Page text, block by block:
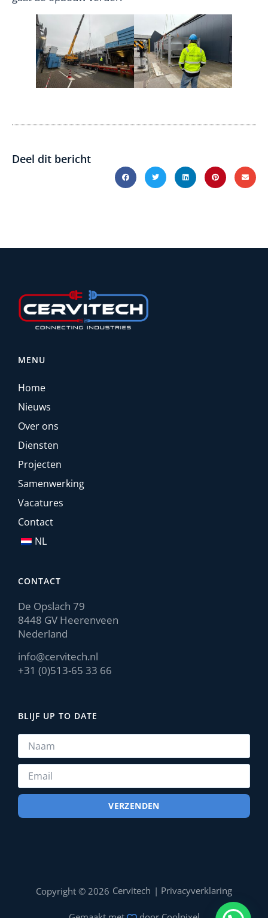
Deel dit bericht
MENU
Home
Nieuws
Over ons
Diensten
Projecten
Samenwerking
Vacatures
Contact
NL
CONTACT
De Opslach 79
8448 GV Heerenveen
Nederland
info@cervitech.nl
+31 (0)513-65 33 66
BLIJF UP TO DATE
VERZENDEN
Copyright © 2026 Cervitech | Privacyverklaring